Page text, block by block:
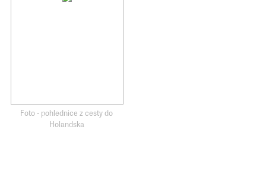
Foto - pohlednice z cesty do
Holandska